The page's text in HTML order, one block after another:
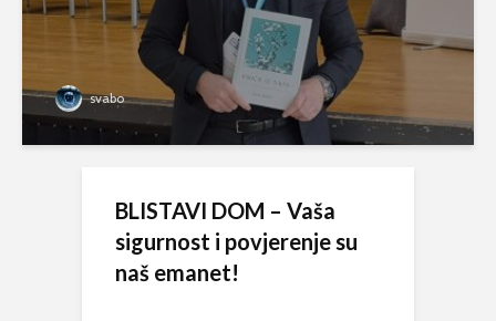
svabo
BLISTAVI DOM – Vaša
sigurnost i povjerenje su
naš emanet!